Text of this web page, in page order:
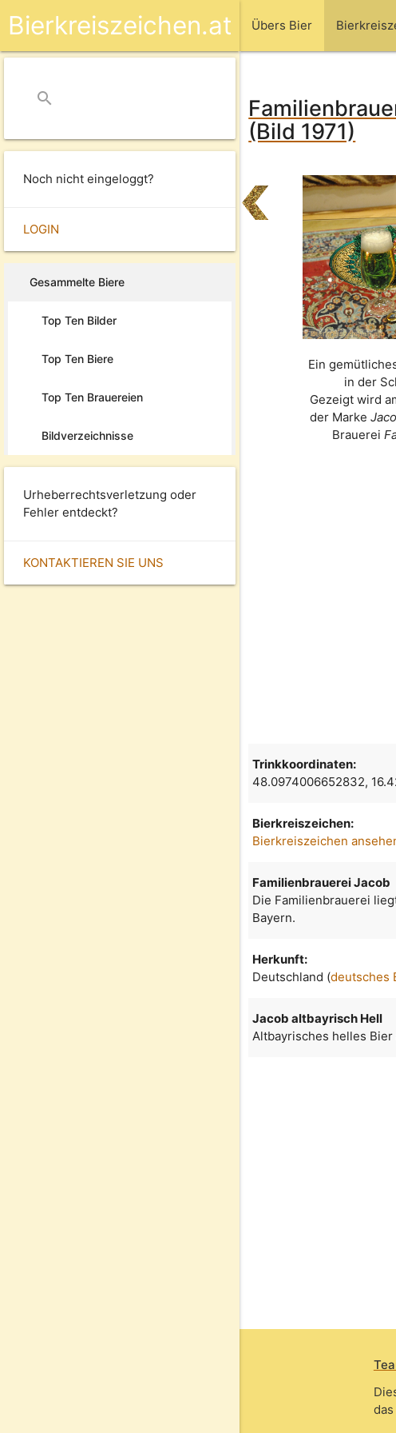
Übers Bier
Bierkreiszeichen.at
search
Noch nicht eingeloggt?
LOGIN
Gesammelte Biere
Top Ten Bilder
Top Ten Biere
Top Ten Brauereien
Bildverzeichnisse
Urheberrechtsverletzung oder
Fehler entdeckt?
KONTAKTIEREN SIE UNS
(Bild 1971)
Ein
in der
Gezeigt wird
der Marke
Brauerei
Trinkkoordinaten:
48.0974006652832,
Bierkreiszeichen:
Bierkreiszeichen
Familienbrauerei Jacob
Die Familienbrauerei
Bayern.
Herkunft:
Deutschland (deutsches
Jacob altbayrisch Hell
Altbayrisches helles